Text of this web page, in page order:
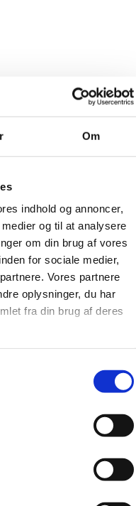
Om
indhold og annoncer,
og til at analysere
om din brug af vores
for sociale medier,
Vores partnere
oplysninger, du har
fra din brug af deres